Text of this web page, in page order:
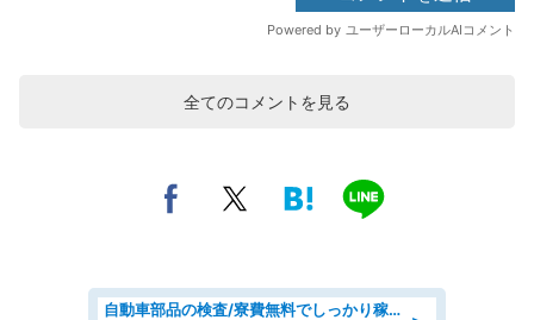
全てのコメントを見る
自動車部品の検査/寮費無料でしっかり稼げる denso aichi